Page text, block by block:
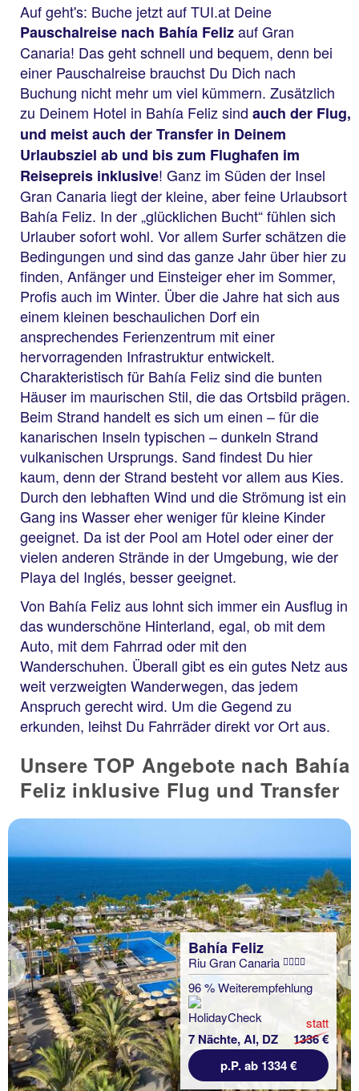
Auf geht's: Buche jetzt auf TUI.at Deine
Pauschalreise nach Bahía Felizauf Gran
Canaria! Das geht schnell und bequem, denn bei
einer Pauschalreise brauchst Du Dich nach
Buchung nicht mehr um viel kümmern. Zusätzlich
zu Deinem Hotel in Bahía Feliz sind auch der Flug,
und meist auch der Transfer in Deinem
Urlaubsziel ab und bis zum Flughafen im
Reisepreis inklusive! Ganz im Süden der Insel
Gran Canaria liegt der kleine, aber feine Urlaubsort
Bahía Feliz. In der „glücklichen Bucht“ fühlen sich
Urlauber sofort wohl. Vor allem Surfer schätzen die
Bedingungen und sind das ganze Jahr über hier zu
finden, Anfänger und Einsteiger eher im Sommer,
Profis auch im Winter. Über die Jahre hat sich aus
einem kleinen beschaulichen Dorf ein
ansprechendes Ferienzentrum mit einer
hervorragenden Infrastruktur entwickelt.
Charakteristisch für Bahía Feliz sind die bunten
Häuser im maurischen Stil, die das Ortsbild prägen.
Beim Strand handelt es sich um einen – für die
kanarischen Inseln typischen – dunkeln Strand
vulkanischen Ursprungs. Sand findest Du hier
kaum, denn der Strand besteht vor allem aus Kies.
Durch den lebhaften Wind und die Strömung ist ein
Gang ins Wasser eher weniger für kleine Kinder
geeignet. Da ist der Pool am Hotel oder einer der
vielen anderen Strände in der Umgebung, wie der
Playa del Inglés, besser geeignet.
Von Bahía Feliz aus lohnt sich immer ein Ausflug in
das wunderschöne Hinterland, egal, ob mit dem
Auto, mit dem Fahrrad oder mit den
Wanderschuhen. Überall gibt es ein gutes Netz aus
weit verzweigten Wanderwegen, das jedem
Anspruch gerecht wird. Um die Gegend zu
erkunden, leihst Du Fahrräder direkt vor Ort aus.
Unsere TOP Angebote nach Bahía
Feliz inklusive Flug und Transfer
Previous
Bahía Feliz
Riu Gran Canaria
96 % Weiterempfehlung
7 Nächte, AI, DZ
statt
1336 €
p.P. ab 1334 €